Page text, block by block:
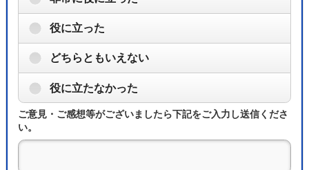
役に立った
どちらともいえない
役に立たなかった
ご意見・ご感想等がございましたら下記をご入力し送信くださ
い。